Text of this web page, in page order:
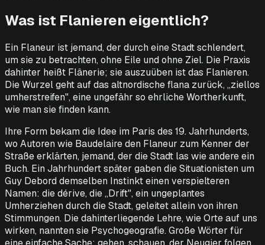
Was ist Flanieren eigentlich?
Ein Flaneur ist jemand, der durch eine Stadt schlendert,
um sie zu betrachten, ohne Eile und ohne Ziel. Die Praxis
dahinter heißt Flânerie; sie auszuüben ist das Flanieren.
Die Wurzel geht auf das altnordischeflana zurück, „ziellos
umherstreifen", eine ungefähr so ehrliche Wortherkunft,
wie man sie finden kann.
Ihre Form bekam die Idee im Paris des 19. Jahrhunderts,
wo Autoren wie Baudelaire den Flaneur zum Kenner der
Straße erklärten, jemand, der die Stadt las wie andere ein
Buch. Ein Jahrhundert später gaben die Situationisten um
Guy Debord demselben Instinkt einen verspielteren
Namen: diedérive, die „Drift", ein ungeplantes
Umherziehen durch die Stadt, geleitet allein von ihren
Stimmungen. Die dahinterliegende Lehre, wie Orte auf uns
wirken, nannten sie Psychogeografie. Große Wörter für